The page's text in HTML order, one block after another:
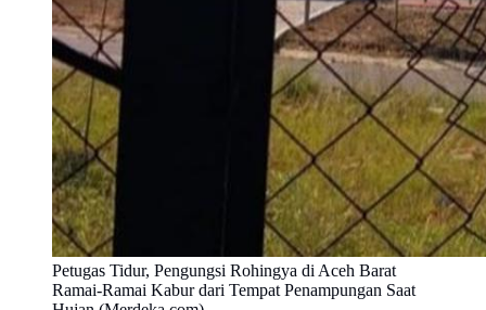
Petugas Tidur, Pengungsi Rohingya di Aceh Barat
Ramai-Ramai Kabur dari Tempat Penampungan Saat